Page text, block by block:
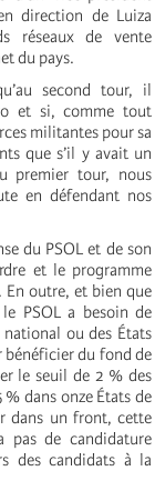
direction de Luiza
réseaux de vente
du pays.
second tour, il
et si, comme tout
militantes pour sa
que s’il y avait un
premier tour, nous
en défendant nos
du PSOL et de son
et le programme
outre, et bien que
PSOL a besoin de
ou des États
bénéficier du fond de
le seuil de 2 % des
dans onze États de
dans un front, cette
pas de candidature
des candidats à la